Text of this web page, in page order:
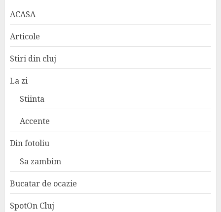
ACASA
Articole
Stiri din cluj
La zi
Stiinta
Accente
Din fotoliu
Sa zambim
Bucatar de ocazie
SpotOn Cluj